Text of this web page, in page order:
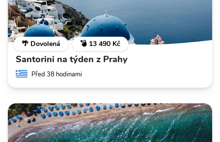
🌴 Dovolená 💣 13 490 Kč
Santorini na týden z Prahy
Před 38 hodinami